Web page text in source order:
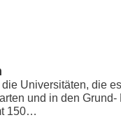
Universitäten, die
und in den Grund-
150…